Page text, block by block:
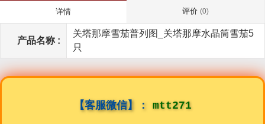
详情 评价(0)
产品名称 :
关塔那摩雪茄普列图_关塔那摩水晶筒雪茄5
只
【客服微信】： mtt271